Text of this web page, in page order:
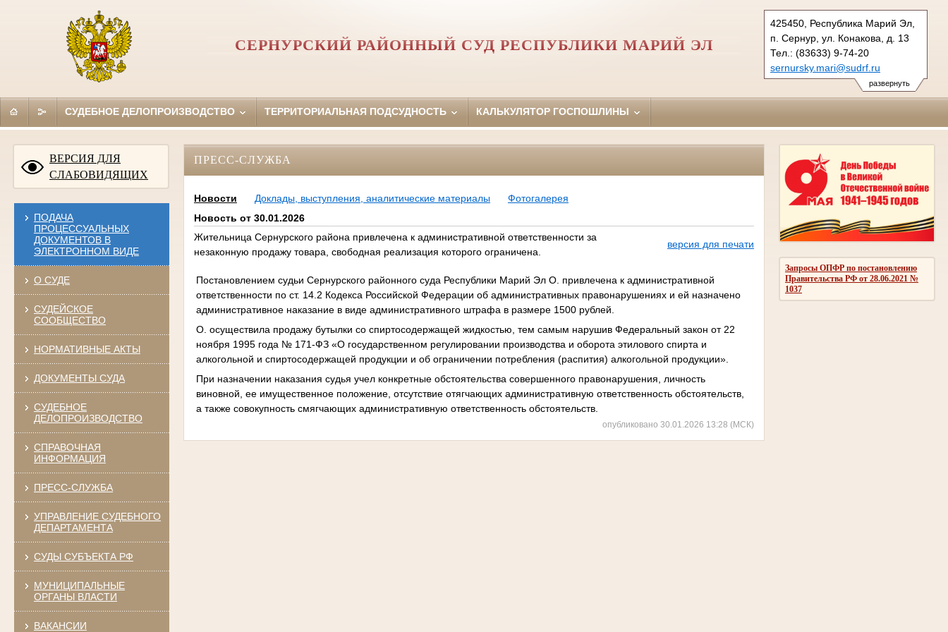
развернуть
425450, Республика Марий Эл,
п. Сернур, ул. Конакова, д. 13
Тел.: (83633) 9-74-20
sernursky.mari@sudrf.ru
СЕРНУРСКИЙ РАЙОННЫЙ СУД РЕСПУБЛИКИ МАРИЙ ЭЛ
СУДЕБНОЕ ДЕЛОПРОИЗВОДСТВО ТЕРРИТОРИАЛЬНАЯ ПОДСУДНОСТЬ КАЛЬКУЛЯТОР ГОСПОШЛИНЫ
ВЕРСИЯ ДЛЯ
СЛАБОВИДЯЩИХ
ПОДАЧА
ПРОЦЕССУАЛЬНЫХ
ДОКУМЕНТОВ В
ЭЛЕКТРОННОМ ВИДЕ
О СУДЕ
СУДЕЙСКОЕ
СООБЩЕСТВО
НОРМАТИВНЫЕ АКТЫ
ДОКУМЕНТЫ СУДА
СУДЕБНОЕ
ДЕЛОПРОИЗВОДСТВО
СПРАВОЧНАЯ
ИНФОРМАЦИЯ
ПРЕСС-СЛУЖБА
УПРАВЛЕНИЕ СУДЕБНОГО
ДЕПАРТАМЕНТА
СУДЫ СУБЪЕКТА РФ
МУНИЦИПАЛЬНЫЕ
ОРГАНЫ ВЛАСТИ
ВАКАНСИИ
Запросы ОПФР по постановлению
Правительства РФ от 28.06.2021 №
1037
ПРЕСС-СЛУЖБА
Новости Доклады, выступления, аналитические материалы
Фотогалерея
Новость от 30.01.2026
Жительница Сернурского района привлечена к административной ответственности за
незаконную продажу товара, свободная реализация которого ограничена.
версия для печати
Постановлением судьи Сернурского районного суда Республики Марий Эл О. привлечена к административной
ответственности по ст. 14.2 Кодекса Российской Федерации об административных правонарушениях и ей назначено
административное наказание в виде административного штрафа в размере 1500 рублей.
О. осуществила продажу бутылки со спиртосодержащей жидкостью, тем самым нарушив Федеральный закон от 22
ноября 1995 года № 171-ФЗ «О государственном регулировании производства и оборота этилового спирта и
алкогольной и спиртосодержащей продукции и об ограничении потребления (распития) алкогольной продукции».
При назначении наказания судья учел конкретные обстоятельства совершенного правонарушения, личность
виновной, ее имущественное положение, отсутствие отягчающих административную ответственность обстоятельств,
а также совокупность смягчающих административную ответственность обстоятельств.
опубликовано 30.01.2026 13:28 (МСК)